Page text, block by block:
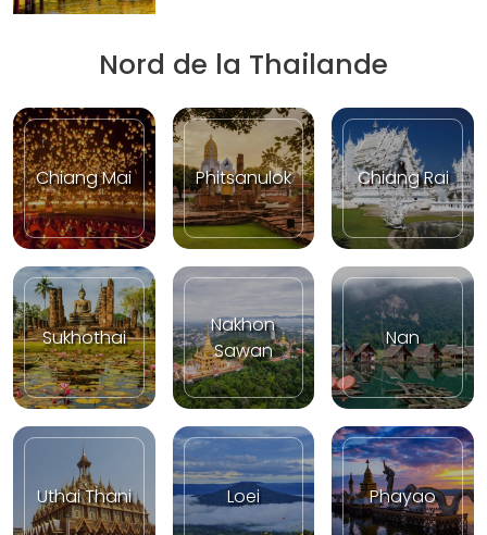
Nord de la Thailande
Chiang Mai Phitsanulok Chiang Rai
Sukhothai
Nakhon
Sawan
Nan
Uthai Thani Loei Phayao